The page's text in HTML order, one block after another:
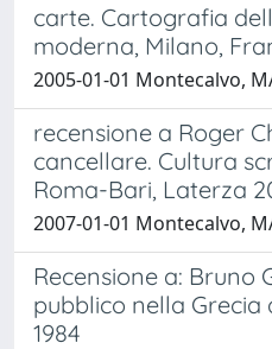
carte. Cartografia
moderna, Milano,
2005-01-01 Montecalvo,
recensione a Roger
cancellare. Cultura
Roma-Bari, Laterza
2007-01-01 Montecalvo,
Recensione a: Bruno
pubblico nella Grecia
1984